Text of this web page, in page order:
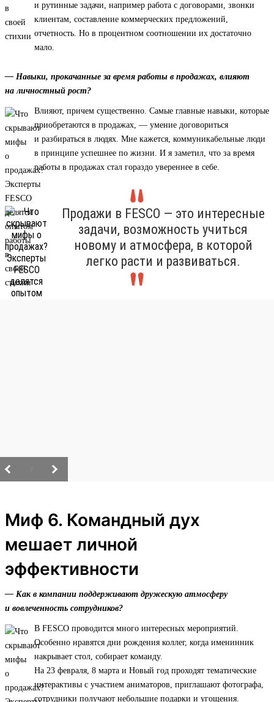
и рутинные задачи, например работа с договорами, звонки
клиентам, составление коммерческих предложений,
отчетность. Но в процентном соотношении их достаточно
мало.
— Навыки, прокачанные за время работы в продажах, влияют
на личностный рост?
Влияют, причем существенно. Самые главные навыки, которые
приобретаются в продажах, — умение договориться
и разбираться в людях. Мне кажется, коммуникабельные люди
в принципе успешнее по жизни. И я заметил, что за время
работы в продажах стал гораздо увереннее в себе.
Продажи в FESCO — это интересные
задачи, возможность учиться
новому и атмосфера, в которой
легко расти и развиваться.
Миф 6. Командный дух
мешает личной
эффективности
— Как в компании поддерживают дружескую атмосферу
и вовлеченность сотрудников?
В FESCO проводится много интересных мероприятий.
Особенно нравятся дни рождения коллег, когда именинник
накрывает стол, собирает команду.
На 23 февраля, 8 марта и Новый год проходят тематические
интерактивы с участием аниматоров, приглашают фотографа,
сотрудники получают небольшие подарки и угощения.